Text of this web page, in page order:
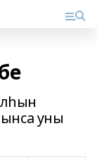
уны